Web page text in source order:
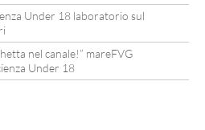
Under 18 laboratorio sul
nel canale!” mareFVG
Under 18